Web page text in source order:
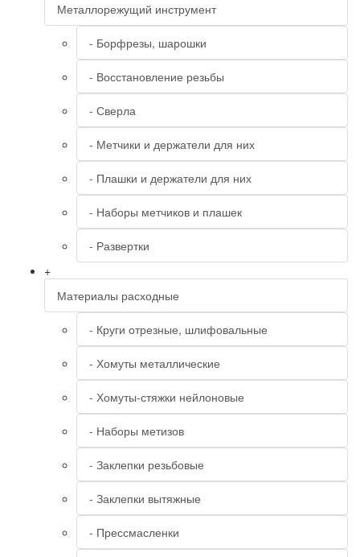
Металлорежущий инструмент
- Борфрезы, шарошки
- Восстановление резьбы
- Сверла
- Метчики и держатели для них
- Плашки и держатели для них
- Наборы метчиков и плашек
- Развертки
+
Материалы расходные
- Круги отрезные, шлифовальные
- Хомуты металлические
- Хомуты-стяжки нейлоновые
- Наборы метизов
- Заклепки резьбовые
- Заклепки вытяжные
- Прессмасленки